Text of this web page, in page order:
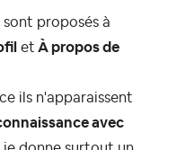
sont proposés à
et À propos de
ils n'apparaissent
avec